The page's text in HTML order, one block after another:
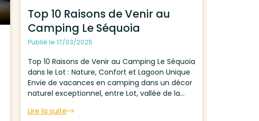
Top 10 Raisons de Venir au
Camping Le Séquoia
Publié le 17/03/2025
Top 10 Raisons de Venir au Camping Le Séquoia
dans le Lot : Nature, Confort et Lagoon Unique
Envie de vacances en camping dans un décor
naturel exceptionnel, entre Lot, vallée de la
classé 4 étoiles, est...
Lire la suite